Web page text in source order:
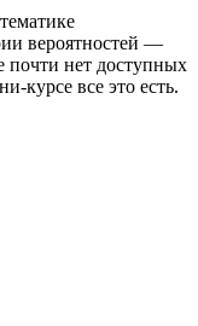
вероятностей —
нет доступных
курсе все это есть.